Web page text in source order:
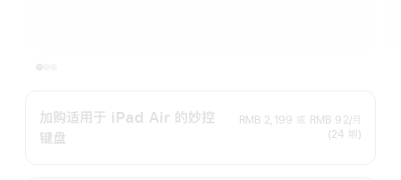
加购适用于 iPad Air 的妙控
键盘
RMB 2,199 或
RMB 92/月
(24 期)